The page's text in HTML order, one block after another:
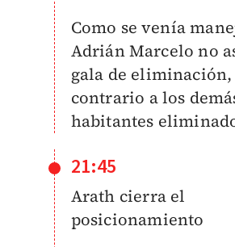
Como se venía
Adrián Marcelo no
gala de eliminación,
contrario a los
habitantes
21:45
Arath cierra el
posicionamiento